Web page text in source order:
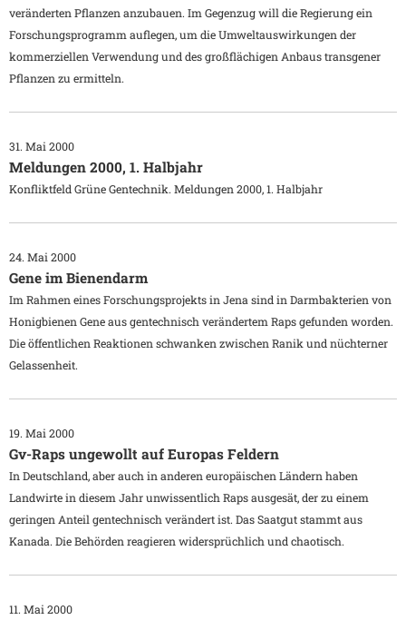
veränderten Pflanzen anzubauen. Im Gegenzug will die Regierung ein
Forschungsprogramm auflegen, um die Umweltauswirkungen der
kommerziellen Verwendung und des großflächigen Anbaus transgener
Pflanzen zu ermitteln.
31. Mai 2000
Meldungen 2000, 1. Halbjahr
Konfliktfeld Grüne Gentechnik. Meldungen 2000, 1. Halbjahr
24. Mai 2000
Gene im Bienendarm
Im Rahmen eines Forschungsprojekts in Jena sind in Darmbakterien von
Honigbienen Gene aus gentechnisch verändertem Raps gefunden worden.
Die öffentlichen Reaktionen schwanken zwischen Ranik und nüchterner
Gelassenheit.
19. Mai 2000
Gv-Raps ungewollt auf Europas Feldern
In Deutschland, aber auch in anderen europäischen Ländern haben
Landwirte in diesem Jahr unwissentlich Raps ausgesät, der zu einem
geringen Anteil gentechnisch verändert ist. Das Saatgut stammt aus
Kanada. Die Behörden reagieren widersprüchlich und chaotisch.
11. Mai 2000